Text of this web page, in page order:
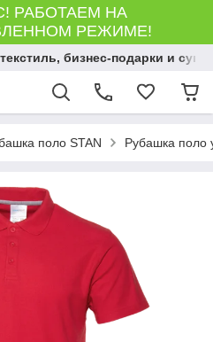
РАБОТАЕМ НА
РЕЖИМЕ!
бизнес-подарки и
поло STAN Рубашка поло